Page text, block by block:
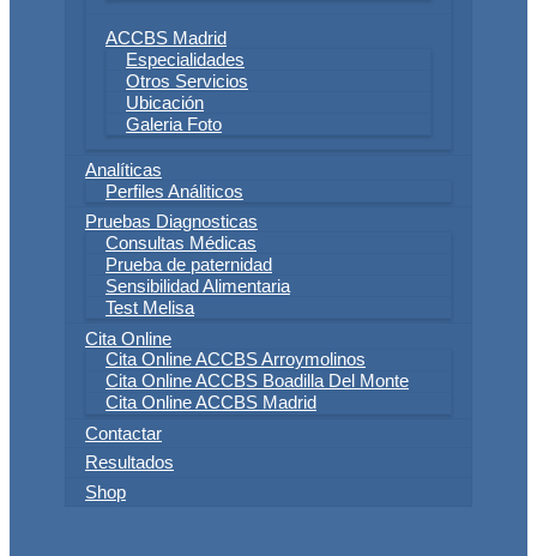
ACCBS Madrid
Especialidades
Otros Servicios
Ubicación
Galeria Foto
Analíticas
Perfiles Análiticos
Pruebas Diagnosticas
Consultas Médicas
Prueba de paternidad
Sensibilidad Alimentaria
Test Melisa
Cita Online
Cita Online ACCBS Arroymolinos
Cita Online ACCBS Boadilla Del Monte
Cita Online ACCBS Madrid
Contactar
Resultados
Shop